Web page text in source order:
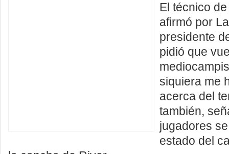
El técnico
afirmó por
presidente
pidió que
siquiera me
acerca del
también,
jugadores
estado del